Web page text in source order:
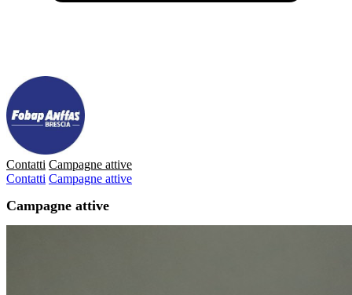
Contatti Campagne attive
Contatti Campagne attive
Campagne attive